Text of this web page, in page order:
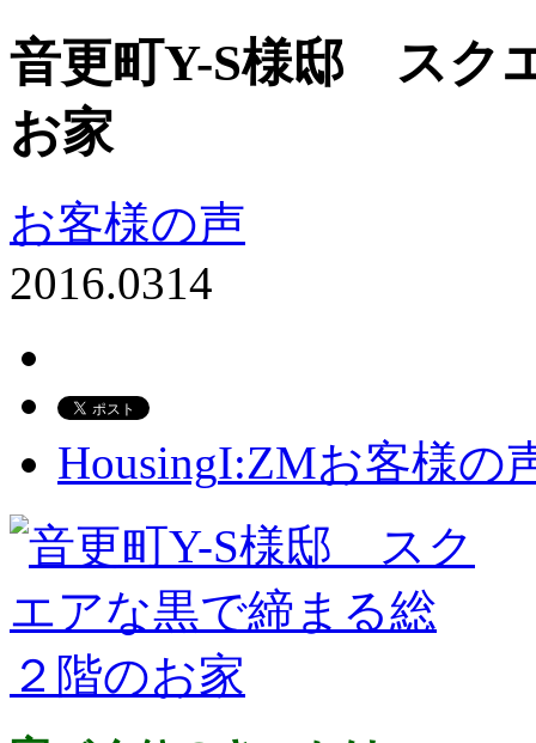
音更町Y-S様邸 スク
お家
お客様の声
2016.0314
HousingI:ZMお客様の